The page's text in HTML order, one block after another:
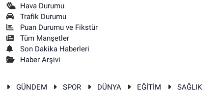
Hava Durumu
Trafik Durumu
Puan Durumu ve Fikstür
Tüm Manşetler
Son Dakika Haberleri
Haber Arşivi
GÜNDEM SPOR DÜNYA EĞİTİM
SAĞLIK